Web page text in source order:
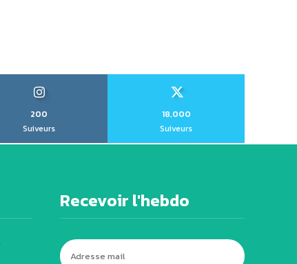
200
Suiveurs
18,000
Suiveurs
Recevoir l'hebdo